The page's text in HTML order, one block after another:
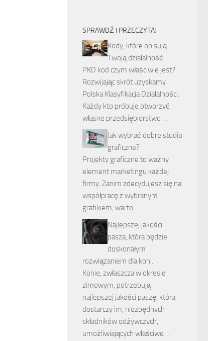
SPRAWDŹ I PRZECZYTAJ
Kody, które opisują
Twoją działalność
PKD kod czym właściwie jest?
Rozwijając skrót uzyskamy
Polska Klasyfikacja Działalności.
Każdy kto próbuje otworzyć
własne przedsiębiorstwo …
Jak wybrać dobre studio
graficzne?
Projekty graficzne to ważny
element marketingu każdej
firmy. Zanim zdecydujesz się na
współpracę z wybranym
grafikiem, warto …
Najlepszej jakości
pasza, która będzie
doskonałym
rozwiązaniem dla koni.
Konie, zwłaszcza w okresie
zimowym, potrzebują
najlepszej jakości paszę, która
dostarczy im, niezbędnych
składników odżywczych,
umożliwiających właściwe …